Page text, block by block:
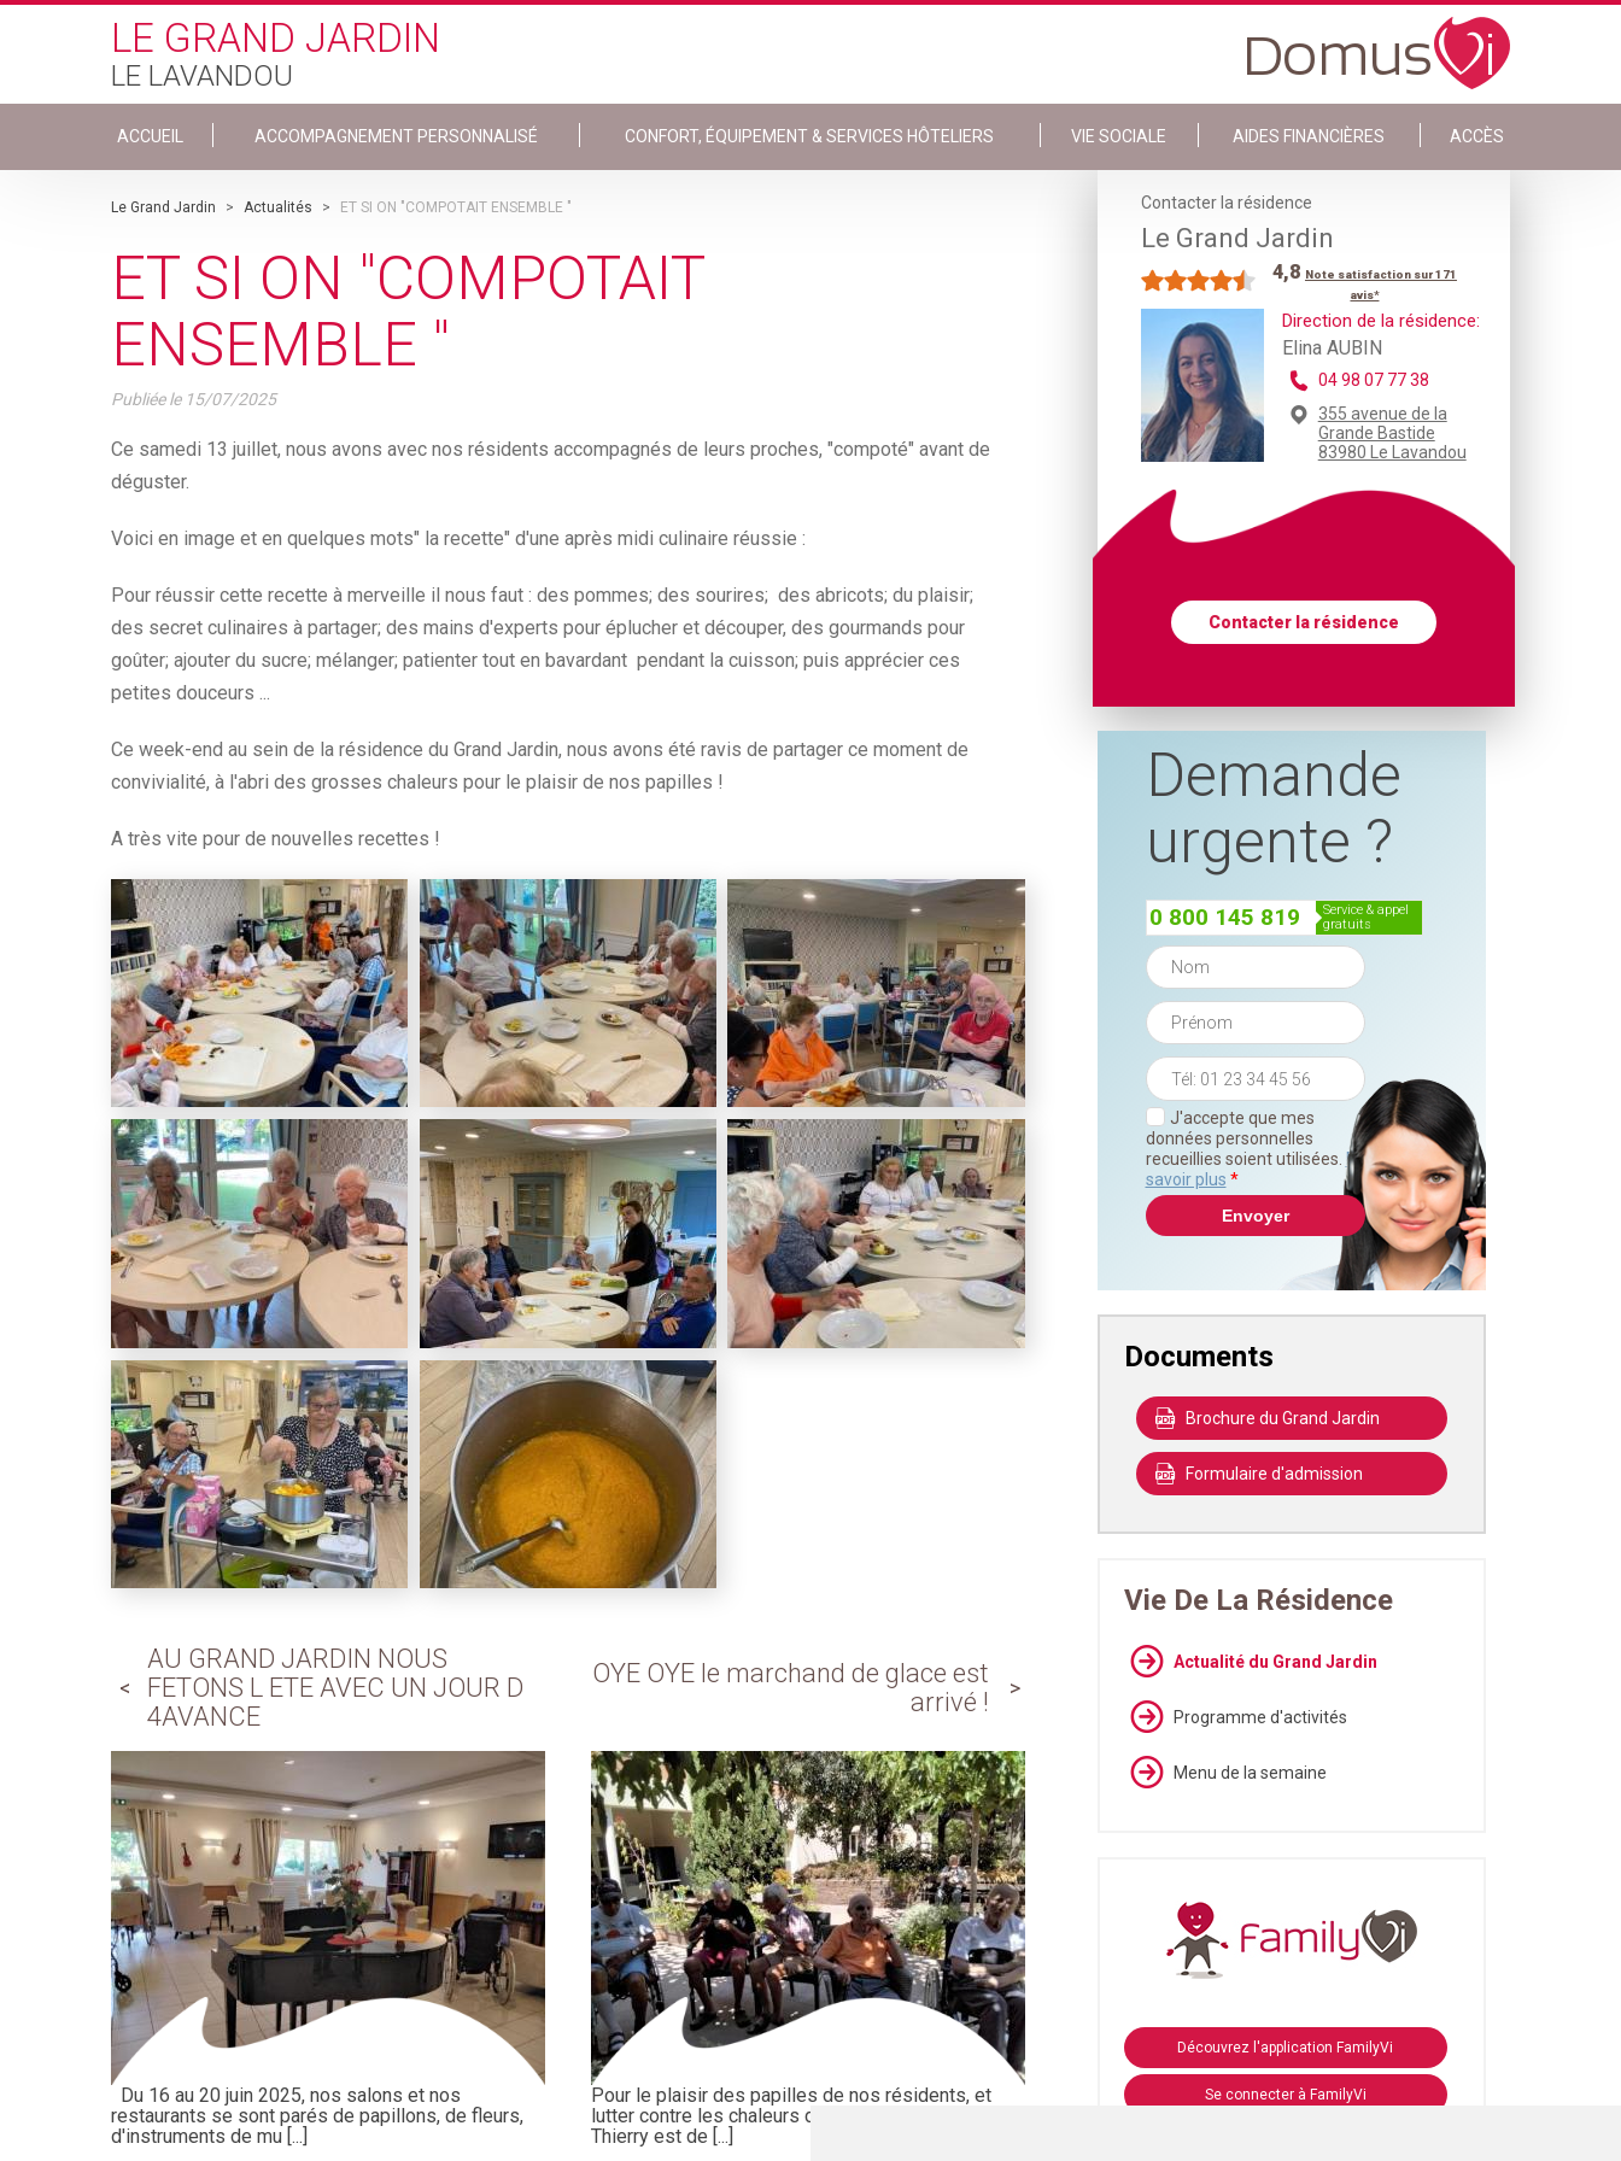
Skip to main content
LE GRAND JARDIN
LE LAVANDOU
ACCUEIL ACCOMPAGNEMENT PERSONNALISÉ CONFORT, ÉQUIPEMENT & SERVICES HÔTELIERS VIE SOCIALE AIDES FINANCIÈRES ACCÈS
Le Grand Jardin > Actualités > ET SI ON "COMPOTAIT ENSEMBLE "
ET SI ON "COMPOTAIT
ENSEMBLE "
Publiée le 15/07/2025
Ce samedi 13 juillet, nous avons avec nos résidents accompagnés de leurs proches, "compoté" avant de
déguster.
Voici en image et en quelques mots" la recette" d'une après midi culinaire réussie :
Pour réussir cette recette à merveille il nous faut : des pommes; des sourires; des abricots; du plaisir;
des secret culinaires à partager; des mains d'experts pour éplucher et découper, des gourmands pour
goûter; ajouter du sucre; mélanger; patienter tout en bavardant pendant la cuisson; puis apprécier ces
petites douceurs ...
Ce week-end au sein de la résidence du Grand Jardin, nous avons été ravis de partager ce moment de
convivialité, à l'abri des grosses chaleurs pour le plaisir de nos papilles !
A très vite pour de nouvelles recettes !
AU GRAND JARDIN NOUS
FETONS L ETE AVEC UN JOUR D
4AVANCE
Du 16 au 20 juin 2025, nos salons et nos
restaurants se sont parés de papillons, de fleurs,
d'instruments de mu [...]
OYE OYE le marchand de glace est
arrivé !
Pour le plaisir des papilles de nos résidents, et
lutter contre les chaleurs de l'été !, notre animateur
Thierry est de [...]
Contacter la résidence
Le Grand Jardin
4,8 Note satisfaction sur 171
avis*
Direction de la résidence:
Elina AUBIN
04 98 07 77 38
355 avenue de la
Grande Bastide
83980 Le Lavandou
Contacter la résidence
Demande
urgente ?
0 800 145 819
service & appel
gratuits
J'accepte que mes
données personnelles
recueillies soient utilisées. En
savoir plus *
Documents
Brochure du Grand Jardin
Formulaire d'admission
Vie De La Résidence
Actualité du Grand Jardin
Programme d'activités
Menu de la semaine
Découvrez l'application FamilyVi
Se connecter à FamilyVi